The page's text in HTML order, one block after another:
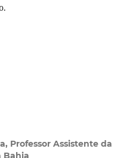
Professor Assistente da
Bahia